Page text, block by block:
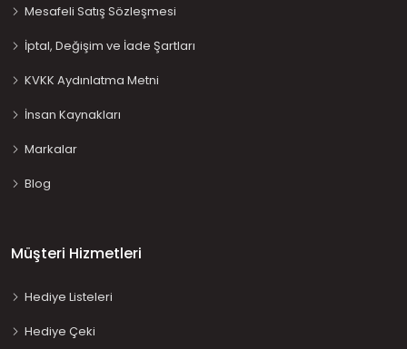
Mesafeli Satış Sözleşmesi
İptal, Değişim ve İade Şartları
KVKK Aydınlatma Metni
İnsan Kaynakları
Markalar
Blog
Müşteri Hizmetleri
Hediye Listeleri
Hediye Çeki